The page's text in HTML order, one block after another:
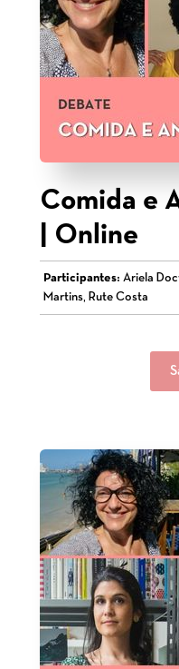
Comida e
| Online
Participantes: Ariela
Martins, Rute Costa